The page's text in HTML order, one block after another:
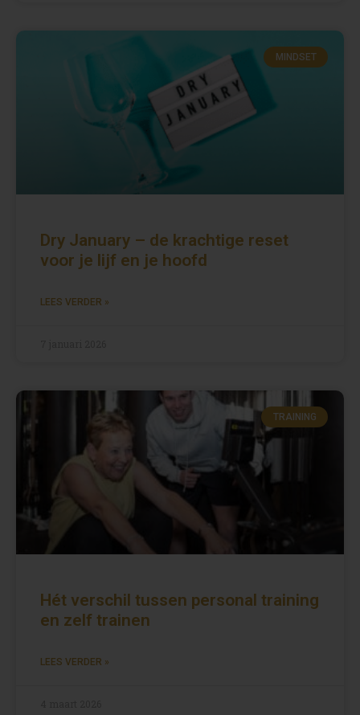
MINDSET
Dry January – de krachtige reset
voor je lijf en je hoofd
LEES VERDER »
TRAINING
Hét verschil tussen personal training
en zelf trainen
LEES VERDER »